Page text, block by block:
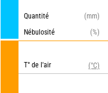
Quantité
(mm)
Nébulosité
(%)
T° de l'air (°C)